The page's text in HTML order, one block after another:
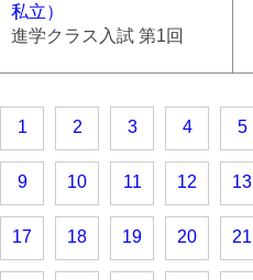
私立）
進学クラス入試 第1回
1 2 3 4 5
9 10 11 12 13
17 18 19 20 21